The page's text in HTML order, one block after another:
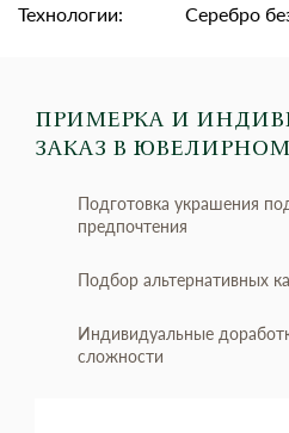
Технологии:
Серебро
ПРИМЕРКА И
ЗАКАЗ В ЮВЕЛИРНОМ
Подготовка украшения
предпочтения
Подбор альтернативных
Индивидуальные
сложности